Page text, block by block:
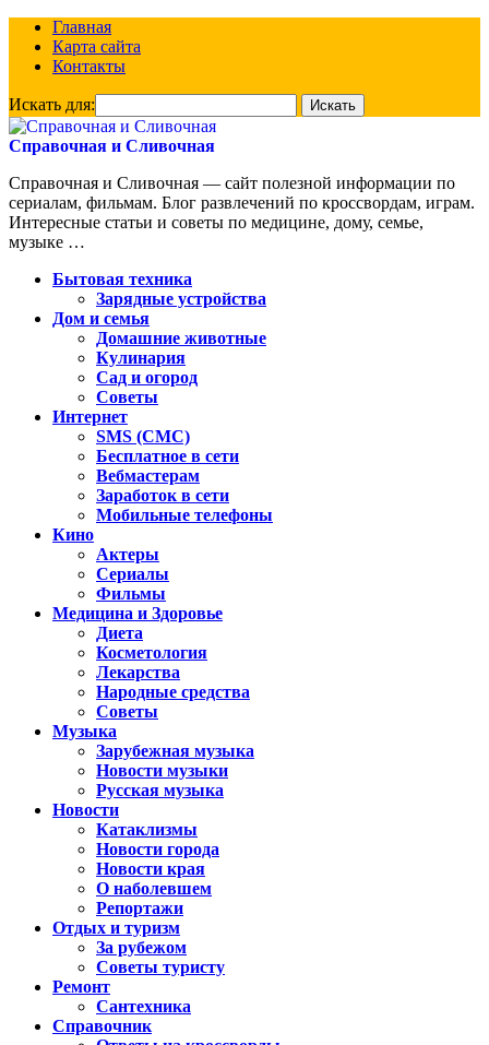
Главная
Карта сайта
Контакты
Искать для:
Справочная и Сливочная
Справочная и Сливочная — сайт полезной информации по
сериалам, фильмам. Блог развлечений по кроссвордам, играм.
Интересные статьи и советы по медицине, дому, семье,
музыке …
Бытовая техника
Зарядные устройства
Дом и семья
Домашние животные
Кулинария
Сад и огород
Советы
Интернет
SMS (СМС)
Бесплатное в сети
Вебмастерам
Заработок в сети
Мобильные телефоны
Кино
Актеры
Сериалы
Фильмы
Медицина и Здоровье
Диета
Косметология
Лекарства
Народные средства
Советы
Музыка
Зарубежная музыка
Новости музыки
Русская музыка
Новости
Катаклизмы
Новости города
Новости края
О наболевшем
Репортажи
Отдых и туризм
За рубежом
Советы туристу
Ремонт
Сантехника
Справочник